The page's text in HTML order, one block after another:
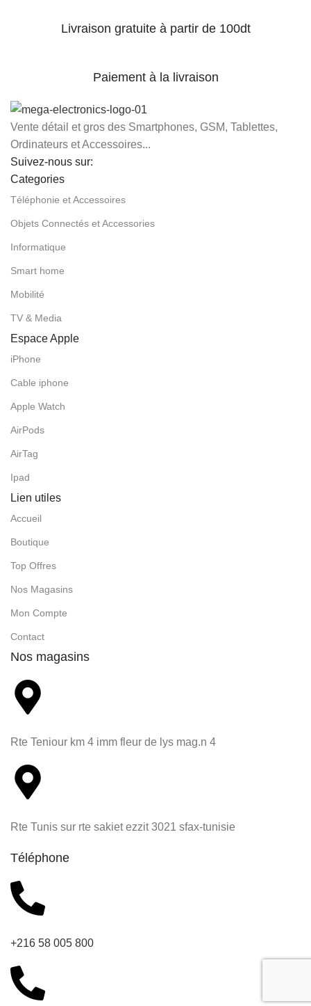
Livraison gratuite à partir de 100dt
Paiement à la livraison
Vente détail et gros des Smartphones, GSM, Tablettes,
Ordinateurs et Accessoires...
Suivez-nous sur:
Categories
Téléphonie et Accessoires
Objets Connectés et Accessories
Informatique
Smart home
Mobilité
TV & Media
Espace Apple
iPhone
Cable iphone
Apple Watch
AirPods
AirTag
Ipad
Lien utiles
Accueil
Boutique
Top Offres
Nos Magasins
Mon Compte
Contact
Nos magasins
Rte Teniour km 4 imm fleur de lys mag.n 4
Rte Tunis sur rte sakiet ezzit 3021 sfax-tunisie
Téléphone
+216 58 005 800